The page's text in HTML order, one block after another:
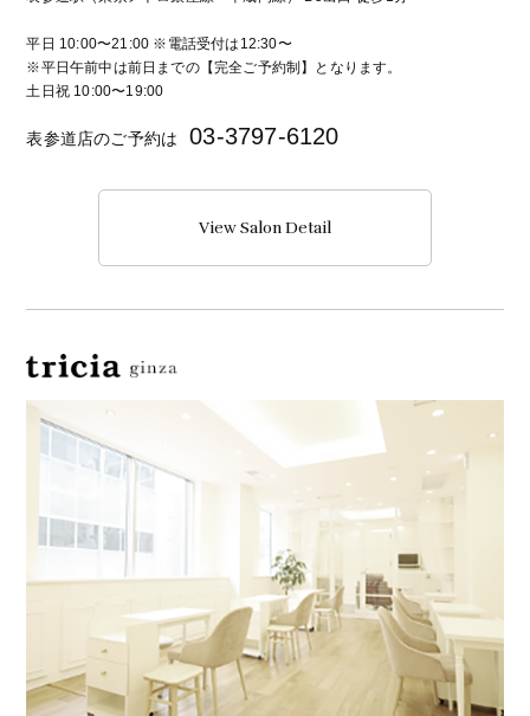
平日 10:00〜21:00 ※電話受付は12:30〜
※平日午前中は前日までの【完全ご予約制】となります。
土日祝 10:00〜19:00
表参道店のご予約は 03-3797-6120
View Salon Detail